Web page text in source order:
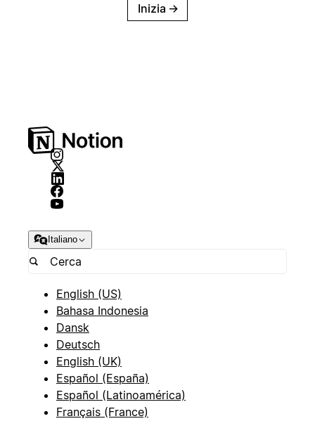
Inizia →
Italiano
English (US)
Bahasa Indonesia
Dansk
Deutsch
English (UK)
Español (España)
Español (Latinoamérica)
Français (France)